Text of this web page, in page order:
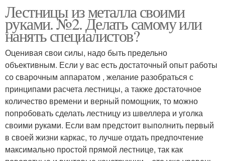
Лестницы из металла своими
руками. №2. Делать самому или
нанять специалистов?
Оценивая свои силы, надо быть предельно
объективным. Если у вас есть достаточный опыт работы
со сварочным аппаратом , желание разобраться с
принципами расчета лестницы, а также достаточное
количество времени и верный помощник, то можно
попробовать сделать лестницу из швеллера и уголка
своими руками. Если вам предстоит выполнить первый
в своей жизни каркас, то лучше отдать предпочтение
максимально простой прямой лестнице, так как